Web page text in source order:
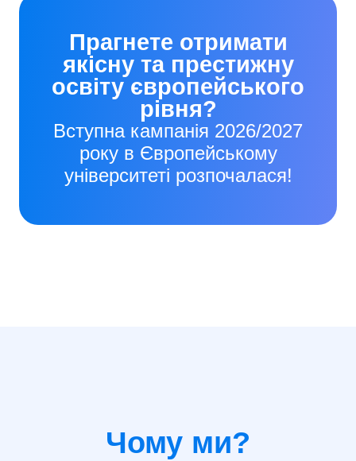
Прагнете отримати
якісну та престижну
освіту європейського
рівня?
Вступна кампанія 2026/2027
року в Європейському
університеті розпочалася!
Чому ми?